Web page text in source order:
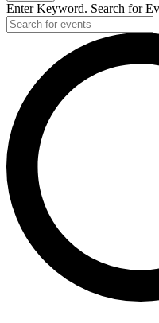
Enter Keyword. Search for